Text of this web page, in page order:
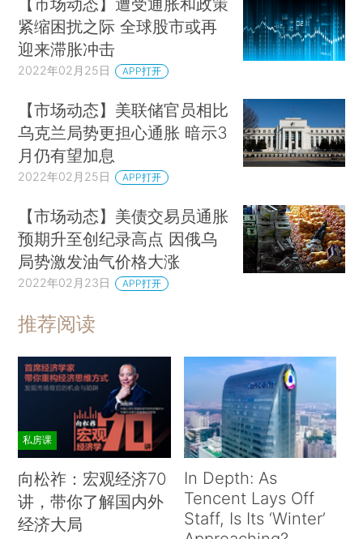
紧缩困扰之际 全球股市或再
迎来滞胀冲击
2022年02月25日 APP打开
【市场动态】美联储官员相比
乌克兰局势更担心通胀 暗示3
月仍有望加息
2022年02月25日 APP打开
【市场动态】美债交易员通胀
预期升至创纪录高点 因俄乌
局势激发油气价格大涨
2022年02月23日 APP打开
推荐阅读
私房课
向松祚：宏观经济70
讲，带你了解国内外
经济大局
In Depth: As
Tencent Lays Off
Staff, Is Its ‘Winter’